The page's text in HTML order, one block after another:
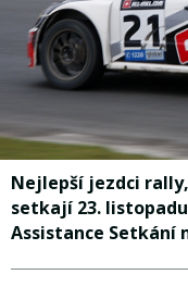
Nejlepší jezdci
setkají 23.
Assistance Setkání